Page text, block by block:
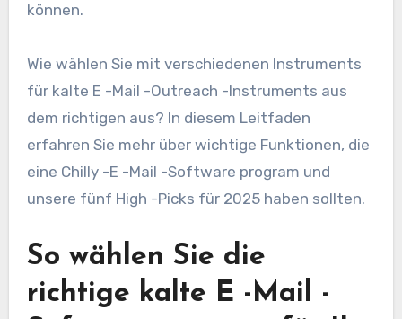
können.
Wie wählen Sie mit verschiedenen Instruments
für kalte E -Mail -Outreach -Instruments aus
dem richtigen aus? In diesem Leitfaden
erfahren Sie mehr über wichtige Funktionen, die
eine Chilly -E -Mail -Software program und
unsere fünf High -Picks für 2025 haben sollten.
So wählen Sie die
richtige kalte E -Mail -